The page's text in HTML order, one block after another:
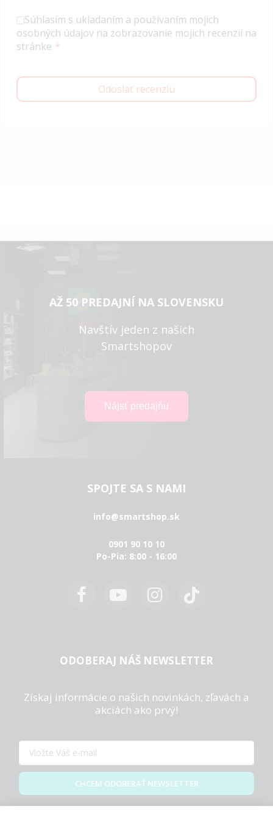
Súhlasím s ukladaním a používaním mojich
osobných údajov na zobrazovanie mojich recenzií na
stránke
Odoslať recenziu
AŽ 50 PREDAJNÍ NA SLOVENSKU
Navštív jeden z našich
Smartshopov
SPOJTE SA S NAMI
info@smartshop.sk
0901 90 10 10
Po-Pia: 8:00 - 16:00
ODOBERAJ NÁŠ NEWSLETTER
Získaj informácie o našich novinkách, zľavách a
akciách ako prvý!
CHCEM ODOBERAŤ NEWSLETTER